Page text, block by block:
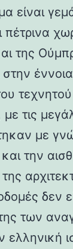
είναι
πέτρινα
της
με τις
με
την
δεν
των